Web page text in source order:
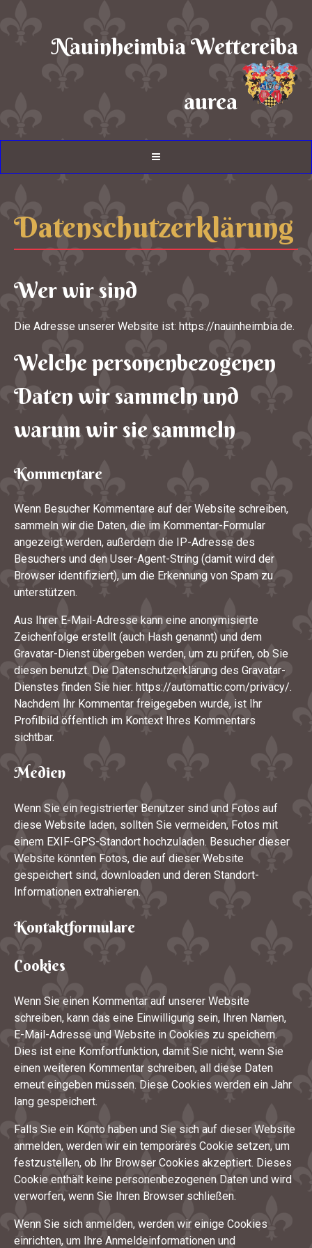
Nauinheimbia Wettereiba
aurea
Datenschutzerklärung
Wer wir sind
Die Adresse unserer Website ist: https://nauinheimbia.de.
Welche personenbezogenen
Daten wir sammeln und
warum wir sie sammeln
Kommentare
Wenn Besucher Kommentare auf der Website schreiben,
sammeln wir die Daten, die im Kommentar-Formular
angezeigt werden, außerdem die IP-Adresse des
Besuchers und den User-Agent-String (damit wird der
Browser identifiziert), um die Erkennung von Spam zu
unterstützen.
Aus Ihrer E-Mail-Adresse kann eine anonymisierte
Zeichenfolge erstellt (auch Hash genannt) und dem
Gravatar-Dienst übergeben werden, um zu prüfen, ob Sie
diesen benutzt. Die Datenschutzerklärung des Gravatar-
Dienstes finden Sie hier: https://automattic.com/privacy/.
Nachdem Ihr Kommentar freigegeben wurde, ist Ihr
Profilbild öffentlich im Kontext Ihres Kommentars
sichtbar.
Medien
Wenn Sie ein registrierter Benutzer sind und Fotos auf
diese Website laden, sollten Sie vermeiden, Fotos mit
einem EXIF-GPS-Standort hochzuladen. Besucher dieser
Website könnten Fotos, die auf dieser Website
gespeichert sind, downloaden und deren Standort-
Informationen extrahieren.
Kontaktformulare
Cookies
Wenn Sie einen Kommentar auf unserer Website
schreiben, kann das eine Einwilligung sein, Ihren Namen,
E-Mail-Adresse und Website in Cookies zu speichern.
Dies ist eine Komfortfunktion, damit Sie nicht, wenn Sie
einen weiteren Kommentar schreiben, all diese Daten
erneut eingeben müssen. Diese Cookies werden ein Jahr
lang gespeichert.
Falls Sie ein Konto haben und Sie sich auf dieser Website
anmelden, werden wir ein temporäres Cookie setzen, um
festzustellen, ob Ihr Browser Cookies akzeptiert. Dieses
Cookie enthält keine personenbezogenen Daten und wird
verworfen, wenn Sie Ihren Browser schließen.
Wenn Sie sich anmelden, werden wir einige Cookies
einrichten, um Ihre Anmeldeinformationen und